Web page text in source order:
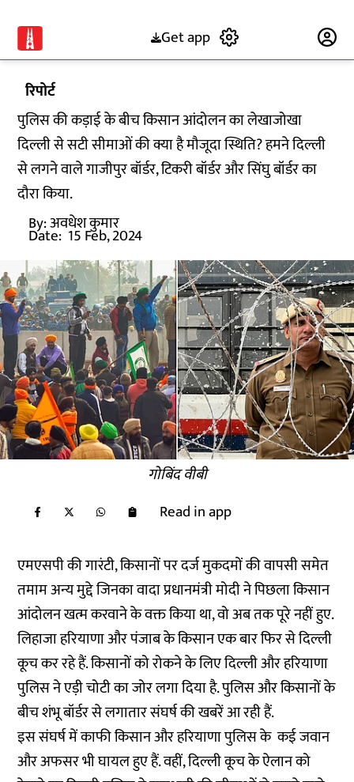
Get app
रिपोर्ट
पुलिस की कड़ाई के बीच किसान आंदोलन का लेखाजोखा
दिल्ली से सटी सीमाओं की क्या है मौजूदा स्थिति? हमने दिल्ली
से लगने वाले गाजीपुर बॉर्डर, टिकरी बॉर्डर और सिंघु बॉर्डर का
दौरा किया.
By:अवधेश कुमार
Date: 15 Feb, 2024
गोबिंद वीबी
Read in app
एमएसपी की गारंटी, किसानों पर दर्ज मुकदमों की वापसी समेत
तमाम अन्य मुद्दे जिनका वादा प्रधानमंत्री मोदी ने पिछला किसान
आंदोलन खत्म करवाने के वक्त किया था, वो अब तक पूरे नहीं हुए.
लिहाजा हरियाणा और पंजाब के किसान एक बार फिर से दिल्ली
कूच कर रहे हैं. किसानों को रोकने के लिए दिल्ली और हरियाणा
पुलिस ने एड़ी चोटी का जोर लगा दिया है. पुलिस और किसानों के
बीच शंभू बॉर्डर से लगातार संघर्ष की खबरें आ रही हैं.
इस संघर्ष में काफी किसान और हरियाणा पुलिस के कई जवान
और अफसर भी घायल हुए हैं. वहीं, दिल्ली कूच के ऐलान को